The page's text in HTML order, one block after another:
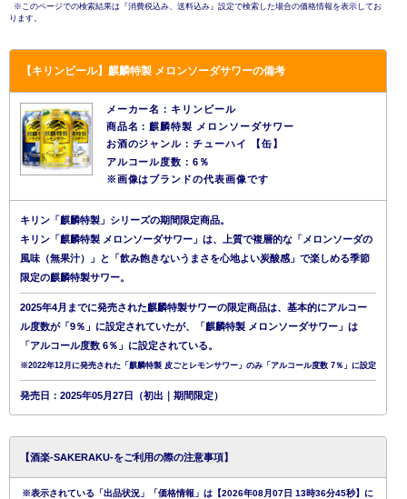
※このページでの検索結果は『消費税込み、送料込み』設定で検索した場合の価格情報を表示してお
ります。
【キリンビール】麒麟特製 メロンソーダサワーの備考
メーカー名：キリンビール
商品名：麒麟特製 メロンソーダサワー
お酒のジャンル：チューハイ 【缶】
アルコール度数：6％
※画像はブランドの代表画像です
キリン「麒麟特製」シリーズの期間限定商品。
キリン「麒麟特製 メロンソーダサワー」は、上質で複層的な「メロンソーダの
風味（無果汁）」と「飲み飽きないうまさを心地よい炭酸感」で楽しめる季節
限定の麒麟特製サワー。
2025年4月までに発売された麒麟特製サワーの限定商品は、基本的にアルコー
ル度数が「9％」に設定されていたが、「麒麟特製 メロンソーダサワー」は
「アルコール度数 6％」に設定されている。
※2022年12月に発売された「麒麟特製 皮ごとレモンサワー」のみ「アルコール度数 7％」に設定
発売日：2025年05月27日（初出｜期間限定）
【酒楽-SAKERAKU-をご利用の際の注意事項】
※表示されている「出品状況」「価格情報」は【2026年08月07日 13時36分45秒】に